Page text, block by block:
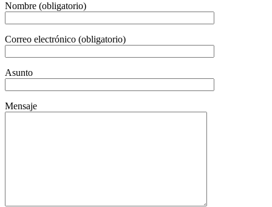
Nombre (obligatorio)
Correo electrónico (obligatorio)
Asunto
Mensaje